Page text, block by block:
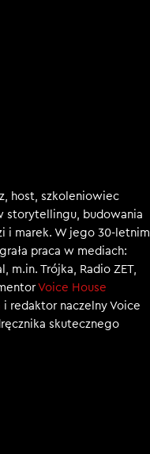
host, szkoleniowiec
storytellingu, budowania
i marek. W jego 30-letnim
praca w mediach:
m.in. Trójka, Radio ZET,
Voice House
i redaktor naczelny Voice
skutecznego